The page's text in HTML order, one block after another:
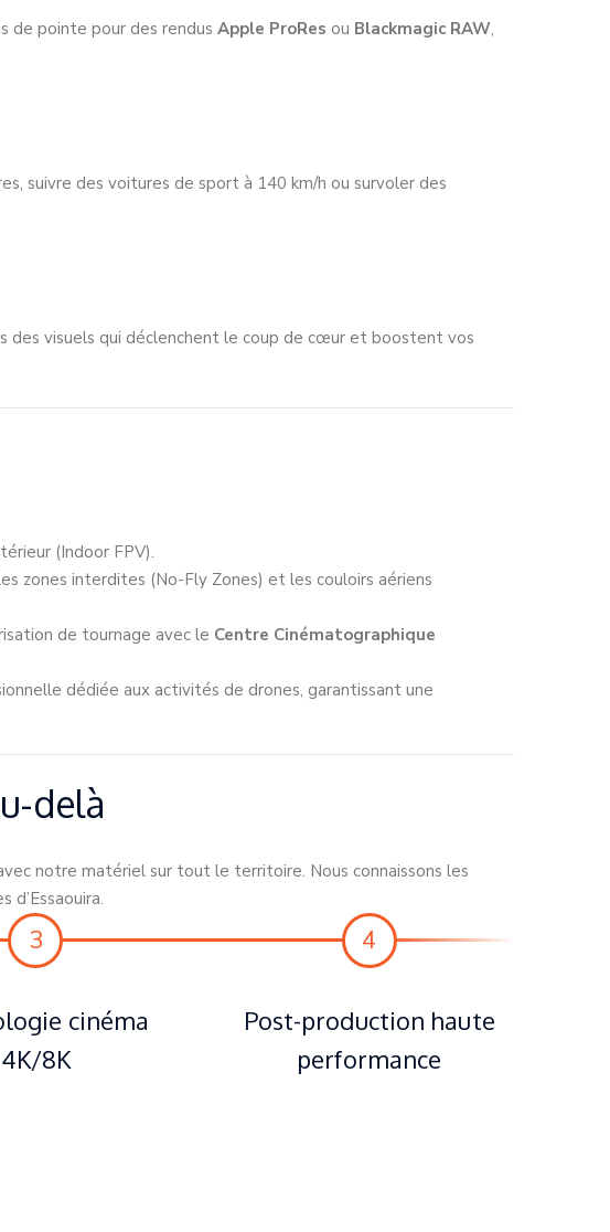
de pointe pour des rendus Apple ProRes ou Blackmagic RAW,
suivre des voitures de sport à 140 km/h ou survoler des
des visuels qui déclenchent le coup de cœur et boostent vos
(Indoor FPV).
zones interdites (No-Fly Zones) et les couloirs aériens
de tournage avec le Centre Cinématographique
dédiée aux activités de drones, garantissant une
delà
notre matériel sur tout le territoire. Nous connaissons les
3
cinéma
4K/8K
4
Post-production haute
performance